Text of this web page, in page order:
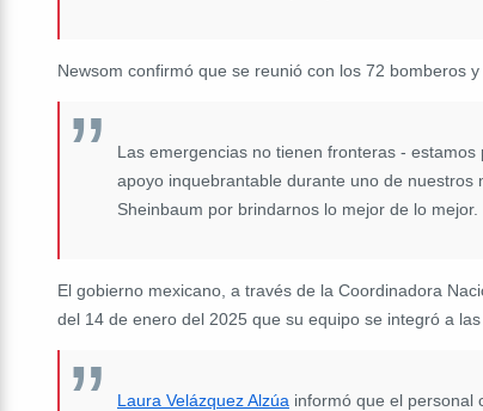
Newsom confirmó que se reunió con los 72 bomberos
Las emergencias no tienen fronteras -
apoyo inquebrantable durante uno de
Sheinbaum por brindarnos lo mejor de lo mejor.
El gobierno mexicano, a través de la Coordinadora
del 14 de enero del 2025 que su equipo se integró a
Laura Velázquez Alzúa informó que el personal